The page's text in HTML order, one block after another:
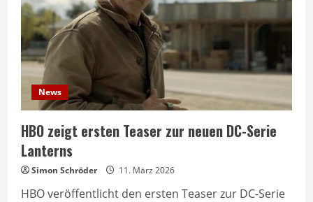
News
HBO zeigt ersten Teaser zur neuen DC-Serie
Lanterns
Simon Schröder 11. März 2026
HBO veröffentlicht den ersten Teaser zur DC-Serie